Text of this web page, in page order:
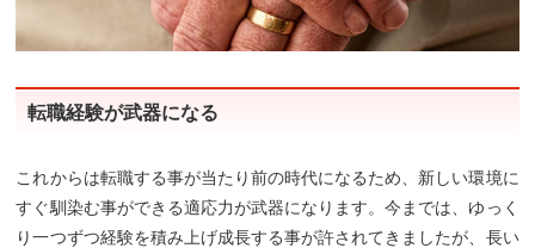
転職経験が武器になる
これからは転職する事が当たり前の時代になるため、新しい環境に
すぐ馴染む事ができる適応力が武器になります。今までは、ゆっく
り一つずつ経験を積み上げ成長する事が許されてきましたが、長い